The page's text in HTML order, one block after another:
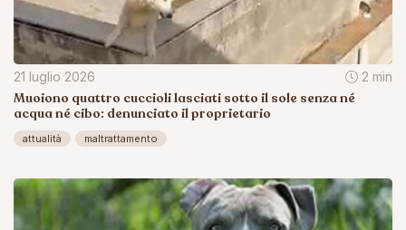
21 luglio 2026 2 min
Muoiono quattro cuccioli lasciati sotto il sole senza né
acqua né cibo: denunciato il proprietario
attualità maltrattamento